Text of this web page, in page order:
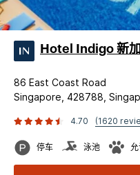
Hotel Indigo 新
86 East Coast Road
Singapore, 428788,
4.70 (1620
停车 泳池